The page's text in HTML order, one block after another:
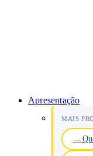
Apresentação
MAIS